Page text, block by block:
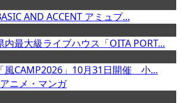
AND ACCENT アミュプ...
内最大級ライブハウス「OITA PORT...
風CAMP2026」10月31日開催 小...
ニメ・マンガ